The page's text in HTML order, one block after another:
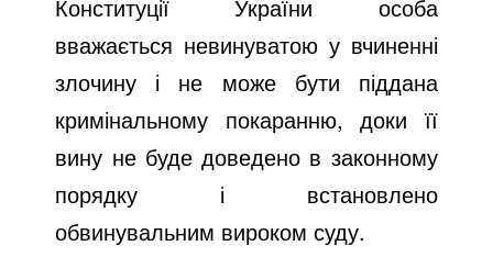
Конституції України особа
вважається невинуватою у вчиненні
злочину і не може бути піддана
кримінальному покаранню, доки її
вину не буде доведено в законному
порядку і встановлено
обвинувальним вироком суду.